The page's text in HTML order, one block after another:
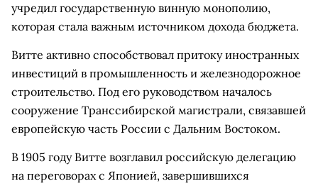
учредил государственную винную монополию,
которая стала важным источником дохода бюджета.
Витте активно способствовал притоку иностранных
инвестиций в промышленность и железнодорожное
строительство. Под его руководством началось
сооружение Транссибирской магистрали, связавшей
европейскую часть России с Дальним Востоком.
В 1905 году Витте возглавил российскую делегацию
на переговорах с Японией, завершившихся